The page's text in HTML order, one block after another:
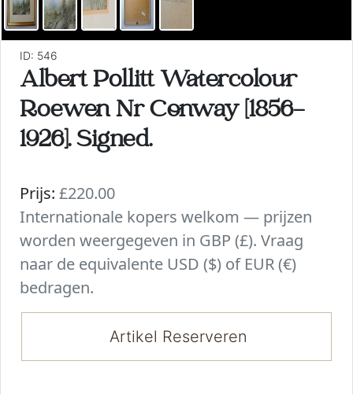
ID: 546
Albert Pollitt Watercolour
Roewen Nr Conway [1856-
1926]. Signed.
Prijs: £220.00
Internationale kopers welkom — prijzen
worden weergegeven in GBP (£). Vraag
naar de equivalente USD ($) of EUR (€)
bedragen.
Artikel Reserveren